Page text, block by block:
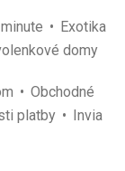
Exotika
domy
Obchodné
platby
Invia